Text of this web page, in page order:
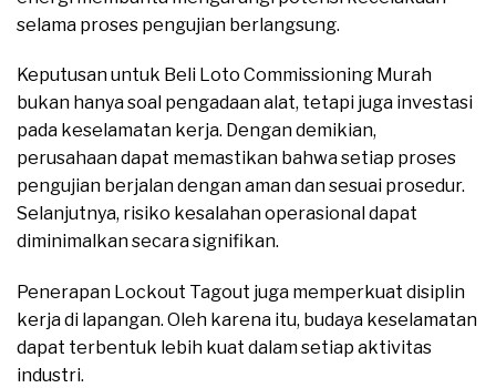
selama proses pengujian berlangsung.
Keputusan untuk Beli Loto Commissioning Murah
bukan hanya soal pengadaan alat, tetapi juga investasi
pada keselamatan kerja. Dengan demikian,
perusahaan dapat memastikan bahwa setiap proses
pengujian berjalan dengan aman dan sesuai prosedur.
Selanjutnya, risiko kesalahan operasional dapat
diminimalkan secara signifikan.
Penerapan Lockout Tagout juga memperkuat disiplin
kerja di lapangan. Oleh karena itu, budaya keselamatan
dapat terbentuk lebih kuat dalam setiap aktivitas
industri.